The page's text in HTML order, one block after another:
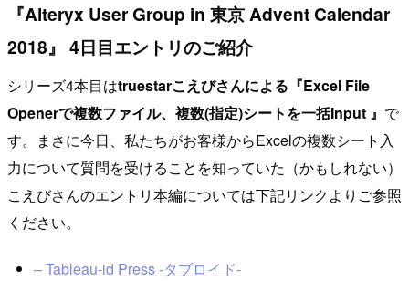
『Alteryx User Group in 東京 Advent Calendar
2018』 4日目エントリのご紹介
シリーズ4本目はtruestarこえびさんによる『Excel File
Openerで複数ファイル、複数(指定)シートを一括Input 』 で
す。まさに今日、私たちがお客様からExcelの複数シート入
力について質問を受けることを知っていた（かもしれない）
こえびさんのエントリ本編については下記リンクよりご参照
ください。
– Tableau-id Press -タブロイド-